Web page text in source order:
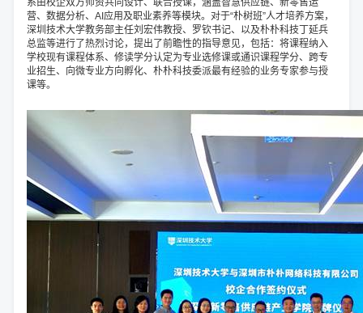
营、数据分析、AI应用及职业素养等模块。对于“朴树班”人才培养方案，
深圳技术大学教务部主任刘宏伟教授、罗钦书记、以及朴朴科技丁延兵
总监等进行了热烈讨论，提出了前瞻性的指导意见，包括：将课程纳入
学校现有课程体系、修读学分认定为专业选修课或通识课程学分、跨专
业招生、向微专业方向孵化、朴朴科技委派最有经验的业务专家参与授
课等。